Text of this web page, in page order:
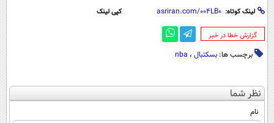
لینک کوتاه: کپی لینک
‌گزارش خطا در خبر
برچسب ها: بسکتبال ، nba
نظر شما
نام